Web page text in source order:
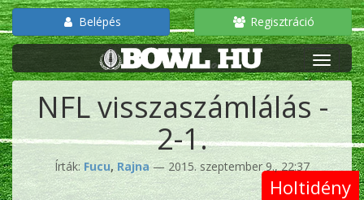
Belépés Regisztráció
NFL visszaszámlálás -
2-1.
Írták: Fucu, Rajna— 2015. szeptember 9., 22:37
Holtidény